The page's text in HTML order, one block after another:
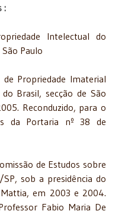
:
Intelectual do
Paulo
Propriedade Imaterial
Brasil, secção de São
Reconduzido, para o
da Portaria nº 38 de
de Estudos sobre
sob a presidência do
em 2003 e 2004.
Fabio Maria De